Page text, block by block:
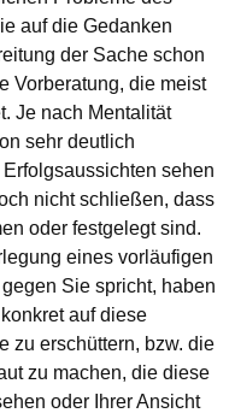
auf die Gedanken
der Sache schon
Vorberatung, die meist
Je nach Mentalität
sehr deutlich
sehen
nicht schließen, dass
oder festgelegt sind.
eines vorläufigen
Sie spricht, haben
auf diese
zu erschüttern, bzw. die
zu machen, die diese
oder Ihrer Ansicht